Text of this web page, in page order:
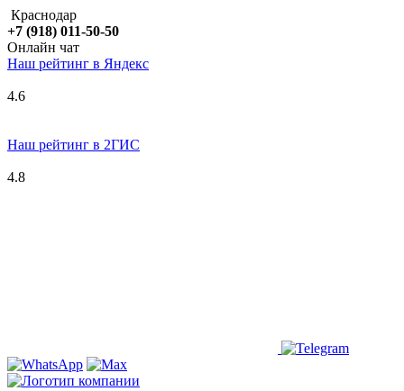
Краснодар
+7 (918) 011-50-50
Онлайн чат
Наш рейтинг в Яндекс
4.6
Наш рейтинг в 2ГИС
4.8